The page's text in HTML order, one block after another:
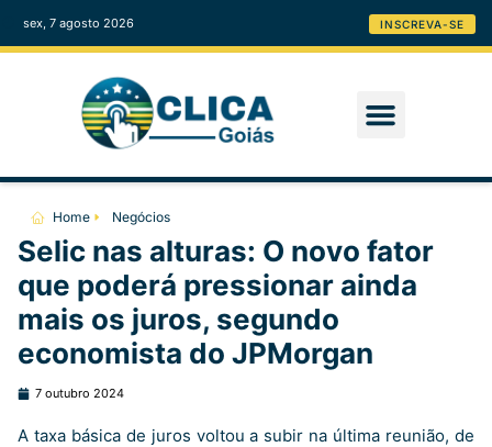
sex, 7 agosto 2026 INSCREVA-SE
Home Negócios
Selic nas alturas: O novo fator
que poderá pressionar ainda
mais os juros, segundo
economista do JPMorgan
7 outubro 2024
A taxa básica de juros voltou a subir na última reunião, de